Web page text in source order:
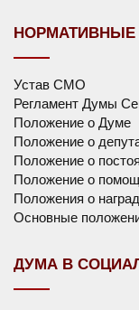
Устав СМО
Регламент Думы
Положение о Думе
Положение о
Положение о
Положение о
Положения о
Основные
ДУМА В